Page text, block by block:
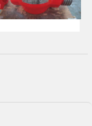
色，以其独特
，成为了工
活卫士”。旋